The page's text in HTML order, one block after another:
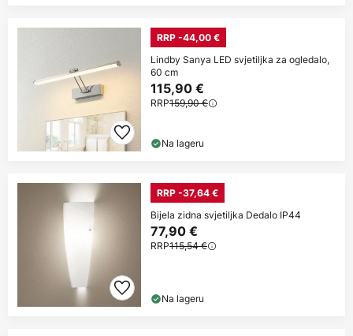
RRP -44,00 €
Lindby Sanya LED svjetiljka za ogledalo,
60 cm
115,90 €
RRP159,90 €
Na lageru
RRP -37,64 €
Bijela zidna svjetiljka Dedalo IP44
77,90 €
RRP115,54 €
Na lageru